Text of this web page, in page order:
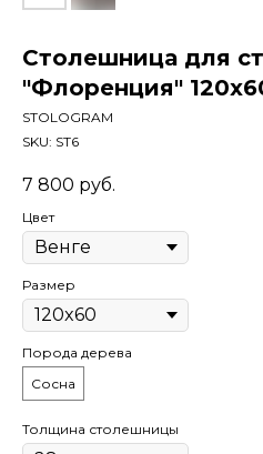
Столешница для
"Флоренция"
STOLOGRAM
SKU: ST6
7 800 руб.
Цвет
Размер
Порода дерева
Сосна
Толщина столешницы